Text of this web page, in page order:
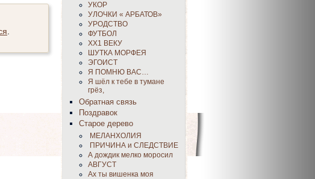
УКОР
УЛОЧКИ « АРБАТОВ»
УРОДСТВО
ФУТБОЛ
ХХ1 ВЕКУ
ШУТКА МОРФЕЯ
ЭГОИСТ
Я ПОМНЮ ВАС…
Я шёл к тебе в тумане
грёз,
Обратная связь
Поздравок
Старое дерево
МЕЛАНХОЛИЯ
ПРИЧИНА и СЛЕДСТВИЕ
А дождик мелко моросил
АВГУСТ
Ах ты вишенка моя